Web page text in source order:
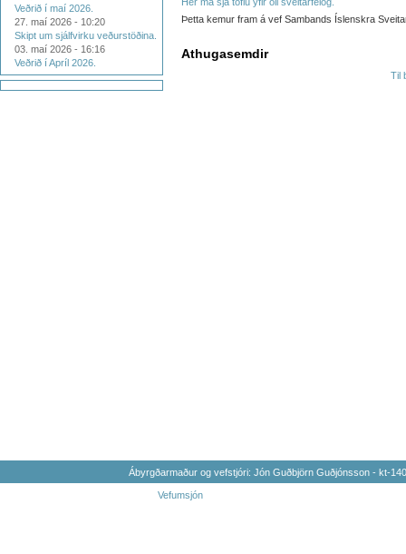
Veðrið í maí 2026.
27. maí 2026 - 10:20
Skipt um sjálfvirku veðurstöðina.
03. maí 2026 - 16:16
Veðrið í Apríl 2026.
Þetta kemur fram á vef Sambands Íslenskra
Athugasemdir
Til
Ábyrgðarmaður og vefstjóri: Jón Guðbjörn Guðjónsson - kt-
Vefumsjón